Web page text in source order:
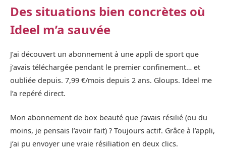
Des situations bien concrètes où
Ideel m’a sauvée
J’ai découvert un abonnement à une appli de sport que
j’avais téléchargée pendant le premier confinement… et
oubliée depuis. 7,99 €/mois depuis 2 ans. Gloups. Ideel me
l’a repéré direct.
Mon abonnement de box beauté que j’avais résilié (ou du
moins, je pensais l’avoir fait) ? Toujours actif. Grâce à l’appli,
j’ai pu envoyer une vraie résiliation en deux clics.